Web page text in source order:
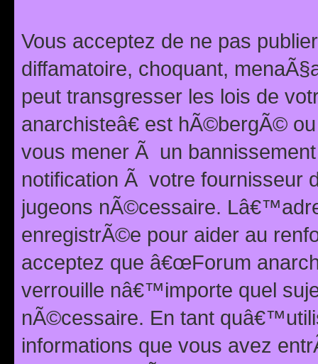
Vous acceptez de ne pas
diffamatoire, choquant,
peut transgresser les lois de
anarchisteâ€ est hÃ©bergÃ©
vous mener Ã un
notification Ã votre fournisseur
jugeons nÃ©cessaire.
enregistrÃ©e pour aider au
acceptez que â€œForum
verrouille nâ€™importe quel
nÃ©cessaire. En tant
informations que vous avez